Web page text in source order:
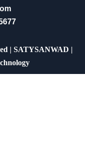
| SATYSANWAD |